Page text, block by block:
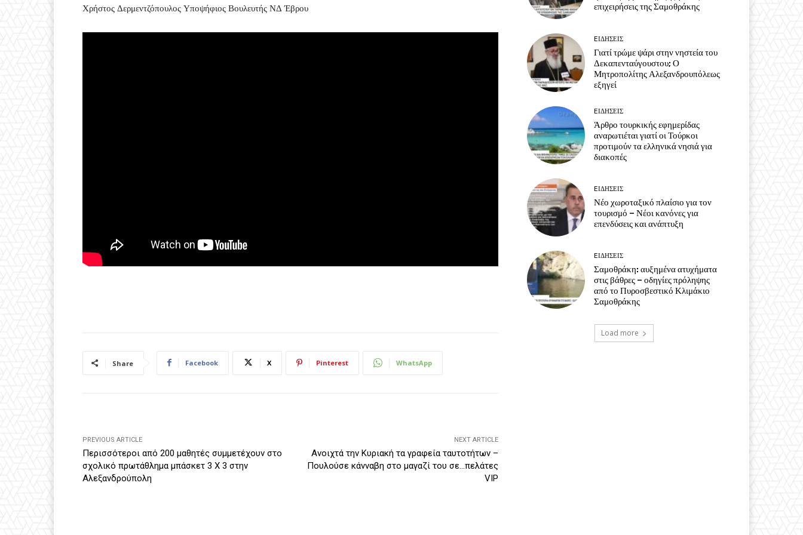
Χρήστος Δερμεντζόπουλος Υποψήφιος Βουλευτής ΝΔ Έβρου
Share Facebook X Pinterest WhatsApp
PREVIOUS ARTICLE
Περισσότεροι από 200 μαθητές συμμετέχουν στο
σχολικό πρωτάθλημα μπάσκετ 3 Χ 3 στην
Αλεξανδρούπολη
NEXT ARTICLE
Ανοιχτά την Κυριακή τα γραφεία ταυτοτήτων –
Πουλούσε κάνναβη στο μαγαζί του σε…πελάτες
VIP
επιχειρήσεις της Σαμοθράκης
EΙΔΗΣΕΙΣ
Γιατί τρώμε ψάρι στην νηστεία του
Δεκαπενταύγουστου; Ο
Μητροπολίτης Αλεξανδρουπόλεως
εξηγεί
EΙΔΗΣΕΙΣ
Άρθρο τουρκικής εφημερίδας
αναρωτιέται γιατί οι Τούρκοι
προτιμούν τα ελληνικά νησιά για
διακοπές
EΙΔΗΣΕΙΣ
Νέο χωροταξικό πλαίσιο για τον
τουρισμό – Νέοι κανόνες για
επενδύσεις και ανάπτυξη
EΙΔΗΣΕΙΣ
Σαμοθράκη: αυξημένα ατυχήματα
στις βάθρες – οδηγίες πρόληψης
από το Πυροσβεστικό Κλιμάκιο
Σαμοθράκης
Load more